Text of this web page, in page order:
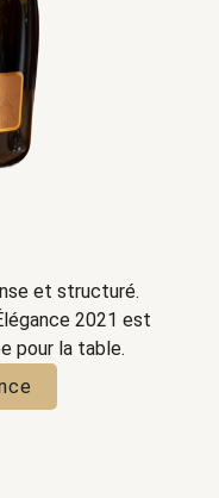
et structuré.
2021 est
pour la table.